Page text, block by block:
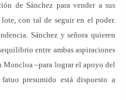
de Sánchez para vender a sus
con tal de seguir en el poder.
Sánchez y señora quieren
entre ambas aspiraciones
Moncloa –para lograr el apoyo del
presumido está dispuesto a